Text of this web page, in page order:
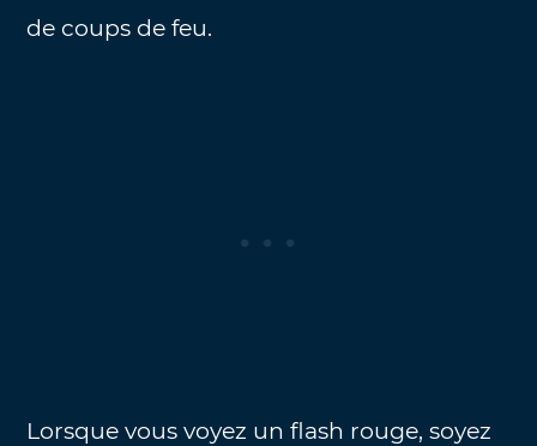
de coups de feu.
Lorsque vous voyez un flash rouge, soyez